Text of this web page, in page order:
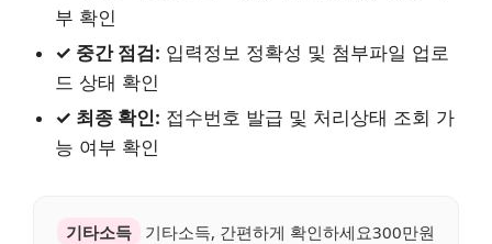
부 확인
✓ 중간 점검: 입력정보 정확성 및 첨부파일 업로
드 상태 확인
✓ 최종 확인: 접수번호 발급 및 처리상태 조회 가
능 여부 확인
기타소득
기타소득, 간편하게 확인하세요300만원